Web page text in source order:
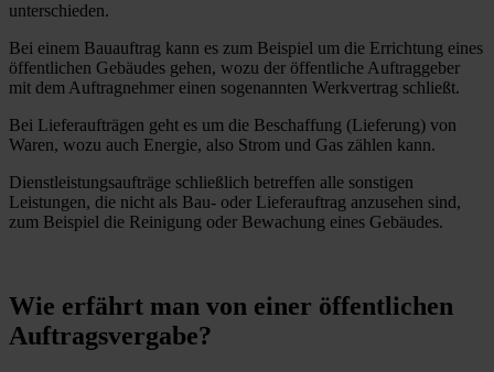
unterschieden.
Bei einem Bauauftrag kann es zum Beispiel um die Errichtung eines
öffentlichen Gebäudes gehen, wozu der öffentliche Auftraggeber
mit dem Auftragnehmer einen sogenannten Werkvertrag schließt.
Bei Lieferaufträgen geht es um die Beschaffung (Lieferung) von
Waren, wozu auch Energie, also Strom und Gas zählen kann.
Dienstleistungsaufträge schließlich betreffen alle sonstigen
Leistungen, die nicht als Bau- oder Lieferauftrag anzusehen sind,
zum Beispiel die Reinigung oder Bewachung eines Gebäudes.
Wie erfährt man von einer öffentlichen
Auftragsvergabe?